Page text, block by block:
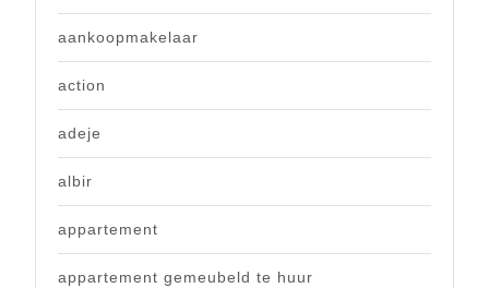
aankoopmakelaar
action
adeje
albir
appartement
appartement gemeubeld te huur